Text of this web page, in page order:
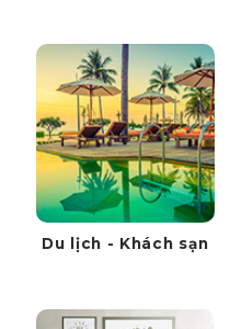
Du lịch - Khách sạn